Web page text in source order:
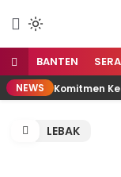
konten
BANTEN
NEWS Komitmen
LEBAK